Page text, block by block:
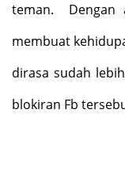
teman.
Dengan
membuat
dirasa sudah
blokiran Fb